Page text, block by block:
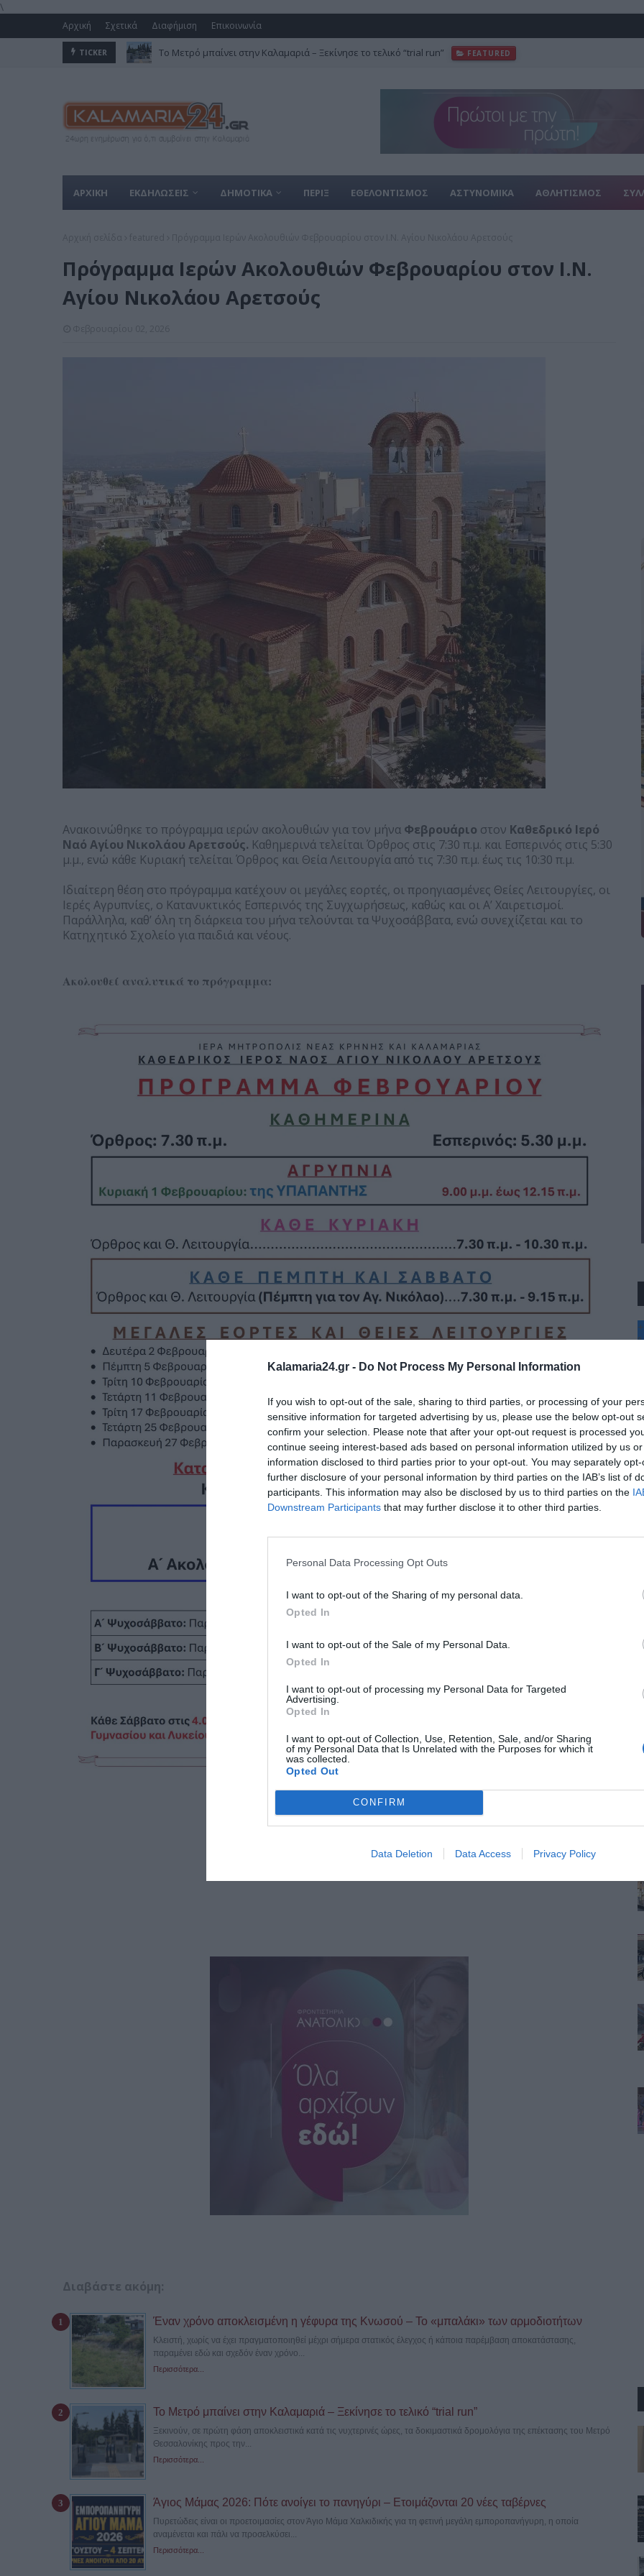
Kalamaria24.gr - Do Not Process My Personal Information
If you wish to opt-out of the sale, sharing to third parties, or processing of your
sensitive information for targeted advertising by us, please use the below opt-out
confirm your selection. Please note that after your opt-out request is processed
continue seeing interest-based ads based on personal information utilized by us
information disclosed to third parties prior to your opt-out. You may separately
further disclosure of your personal information by third parties on the IAB’s list of
participants. This information may also be disclosed by us to third parties on the
Downstream Participants that may further disclose it to other third parties.
Personal Data Processing Opt Outs
I want to opt-out of the Sharing of my personal data.
Opted In
I want to opt-out of the Sale of my Personal Data.
Opted In
I want to opt-out of processing my Personal Data for Targeted
Advertising.
Opted In
I want to opt-out of Collection, Use, Retention, Sale, and/or Sharing
of my Personal Data that Is Unrelated with the Purposes for which it
was collected.
Opted Out
CONFIRM
Data Deletion Data Access Privacy Policy
\
Αρχική Σχετικά Διαφήμιση Επικοινωνία
TICKER Το Μετρό μπαίνει στην Καλαμαριά – Ξεκίνησε το τελικό “trial run” FEATURED
ΑΡΧΙΚΗ ΕΚΔΗΛΩΣΕΙΣ ΔΗΜΟΤΙΚΑ ΠΕΡΙΞ ΕΘΕΛΟΝΤΙΣΜΟΣ ΑΣΤΥΝΟΜΙΚΑ ΑΘΛΗΤΙΣΜΟΣ
Πρόγραμμα Ιερών Ακολουθιών Φεβρουαρίου στον Ι.Ν.
Αγίου Νικολάου Αρετσούς
Ανακοινώθηκε το πρόγραμμα ιερών ακολουθιών για τον μήνα Φεβρουάριο στον Καθεδρικό Ιερό
Ναό Αγίου Νικολάου Αρετσούς. Καθημερινά τελείται Όρθρος στις 7:30 π.μ. και Εσπερινός στις 5:30
μ.μ., ενώ κάθε Κυριακή τελείται Όρθρος και Θεία Λειτουργία από τις 7:30 π.μ. έως τις 10:30 π.μ.
Ιδιαίτερη θέση στο πρόγραμμα κατέχουν οι μεγάλες εορτές, οι προηγιασμένες Θείες Λειτουργίες, οι
Ιερές Αγρυπνίες, ο Κατανυκτικός Εσπερινός της Συγχωρήσεως, καθώς και οι Α’ Χαιρετισμοί.
Παράλληλα, καθ’ όλη τη διάρκεια του μήνα τελούνται τα Ψυχοσάββατα, ενώ συνεχίζεται και το
Κατηχητικό Σχολείο για παιδιά και νέους.
Ακολουθεί αναλυτικά το πρόγραμμα:
Διαβάστε ακόμη:
Έναν χρόνο αποκλεισμένη η γέφυρα της Κνωσού – Το «μπαλάκι» των αρμοδιοτήτων
Κλειστή, χωρίς να έχει πραγματοποιηθεί μέχρι σήμερα στατικός έλεγχος ή κάποια παρέμβαση αποκατάστασης,
παραμένει εδώ και σχεδόν έναν χρόνο...
Περισσότερα...
Το Μετρό μπαίνει στην Καλαμαριά – Ξεκίνησε το τελικό “trial run”
Ξεκινούν, σε πρώτη φάση αποκλειστικά κατά τις νυχτερινές ώρες, τα δοκιμαστικά δρομολόγια της επέκτασης του Μετρό
Θεσσαλονίκης προς την...
Περισσότερα...
Άγιος Μάμας 2026: Πότε ανοίγει το πανηγύρι – Ετοιμάζονται 20 νέες ταβέρνες
Πυρετώδεις είναι οι προετοιμασίες στον Άγιο Μάμα Χαλκιδικής για τη φετινή μεγάλη εμποροπανήγυρη, η οποία
αναμένεται και πάλι να προσελκύσει...
Περισσότερα...
+
°